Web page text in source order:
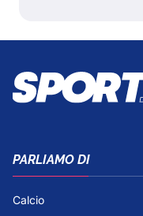
PARLIAMO DI
Calcio